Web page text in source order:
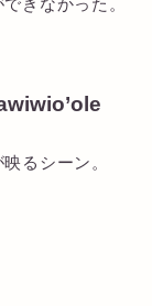
るシーン。